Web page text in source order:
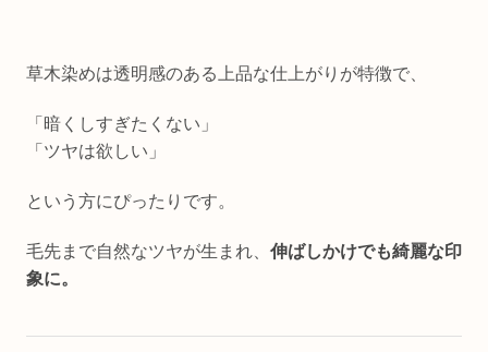
草木染めは透明感のある上品な仕上がりが特徴で、
「暗くしすぎたくない」
「ツヤは欲しい」
という方にぴったりです。
毛先まで自然なツヤが生まれ、 伸ばしかけでも綺麗な印
象に。